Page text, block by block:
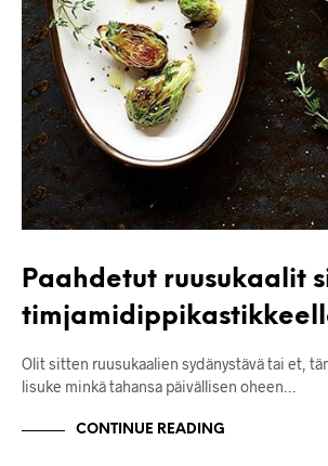
Paahdetut ruusukaalit
Olit sitten ruusukaalien sydänystävä tai et,
lisuke minkä tahansa päivällisen oheen…
CONTINUE READING